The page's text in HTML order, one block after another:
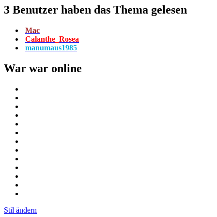
3 Benutzer haben das Thema gelesen
Mac
Calanthe_Rosea
manumaus1985
War war online
Stil ändern